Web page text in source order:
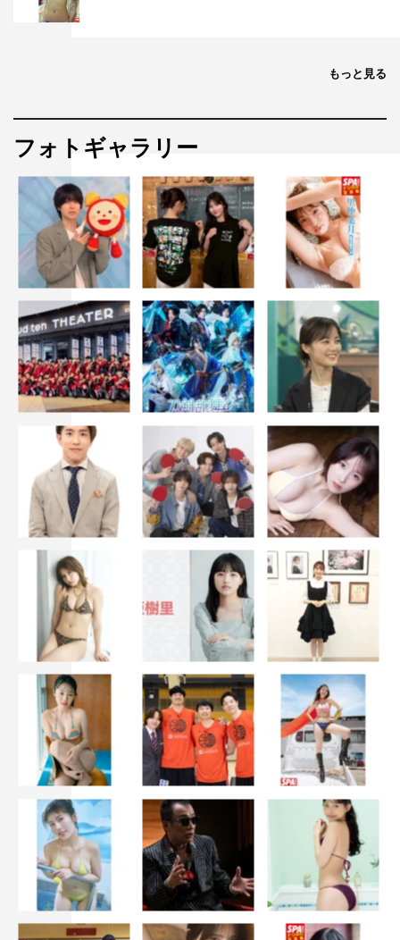
もっと見る
フォトギャラリー